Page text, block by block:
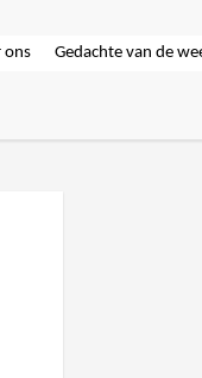
ons Gedachte van de